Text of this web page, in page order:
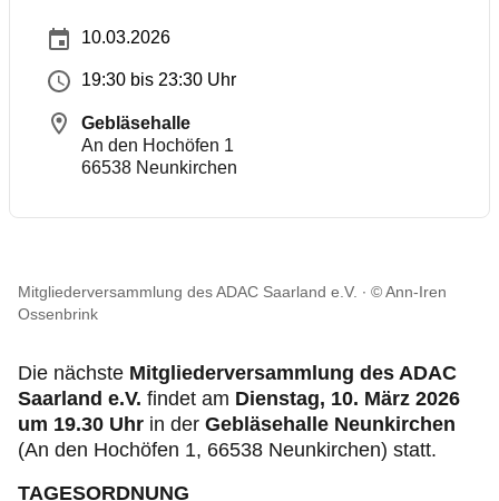
10.03.2026
19:30 bis 23:30 Uhr
Gebläsehalle
An den Hochöfen 1
66538 Neunkirchen
Mitgliederversammlung des ADAC Saarland e.V.
© Ann-Iren
Ossenbrink
Die nächste Mitgliederversammlung des ADAC
Saarland e.V. findet am Dienstag, 10. März 2026
um 19.30 Uhr in der Gebläsehalle Neunkirchen
(An den Hochöfen 1, 66538 Neunkirchen) statt.
TAGESORDNUNG